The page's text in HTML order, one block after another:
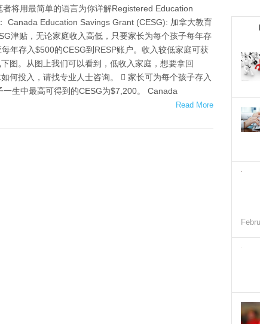
将用最简单的语言为你详解Registered Education
Canada Education Savings Grant (CESG): 加拿大教育
津贴，无论家庭收入高低，只要家长为每个孩子每年存
年存入$500的CESG到RESP账户。收入较低家庭可获
图。从图上我们可以看到，低收入家庭，想要拿回
何投入，请找专业人士咨询。  家长可为每个孩子存入
生中最高可得到的CESG为$7,200。 Canada
Read More